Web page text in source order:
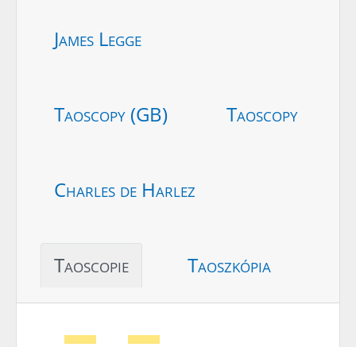
James Legge
Taoscopy (GB) Taoscopy
Charles de Harlez
Taoscopie Taoszkópia